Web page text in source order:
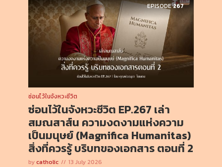
EPISODE267
ซ่อนไว้ในจังหวะชีวิต
ซ่อนไว้ในจังหวะชีวิต EP.267 เล่า
สมณสาส์น ความงดงามแห่งความ
เป็นมนุษย์ (Magnifica Humanitas)
สิ่งที่ควรรู้ บริบทของเอกสาร ตอนที่ 2
bycatholic 13 July 2026